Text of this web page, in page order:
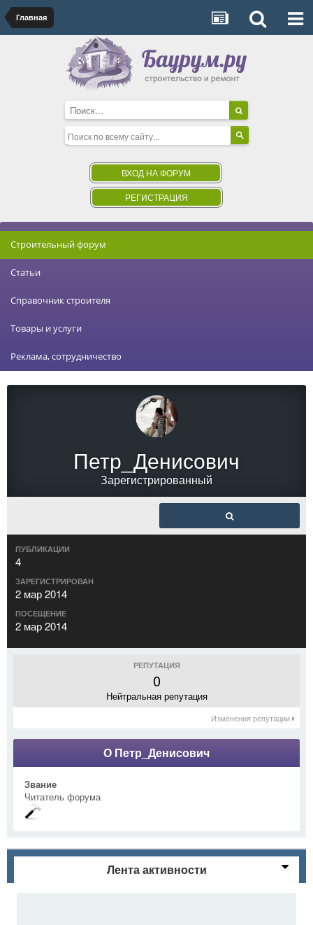
Главная
ВХОД НА ФОРУМ
РЕГИСТРАЦИЯ
Строительный форум
Статьи
Справочник строителя
Товары и услуги
Реклама, сотрудничество
Петр_Денисович
Зарегистрированный
ПУБЛИКАЦИИ
4
ЗАРЕГИСТРИРОВАН
2 мар 2014
ПОСЕЩЕНИЕ
2 мар 2014
РЕПУТАЦИЯ
0
Нейтральная репутация
Изменения репутации
О Петр_Денисович
Звание
Читатель форума
Лента активности